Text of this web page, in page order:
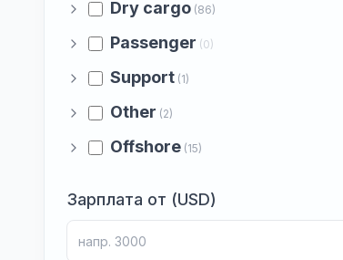
Dry cargo (86)
Passenger (0)
Support (1)
Other (2)
Offshore (15)
Зарплата от (USD)